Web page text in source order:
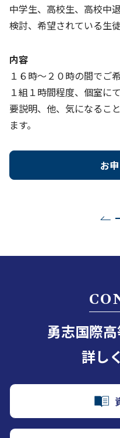
中学生、高校生、高校中
検討、希望されている生
内容
１６時～２０時の間でご
１組１時間程度、個室に
要説明、他、気になるこ
ます。
お
勇志国際
詳し